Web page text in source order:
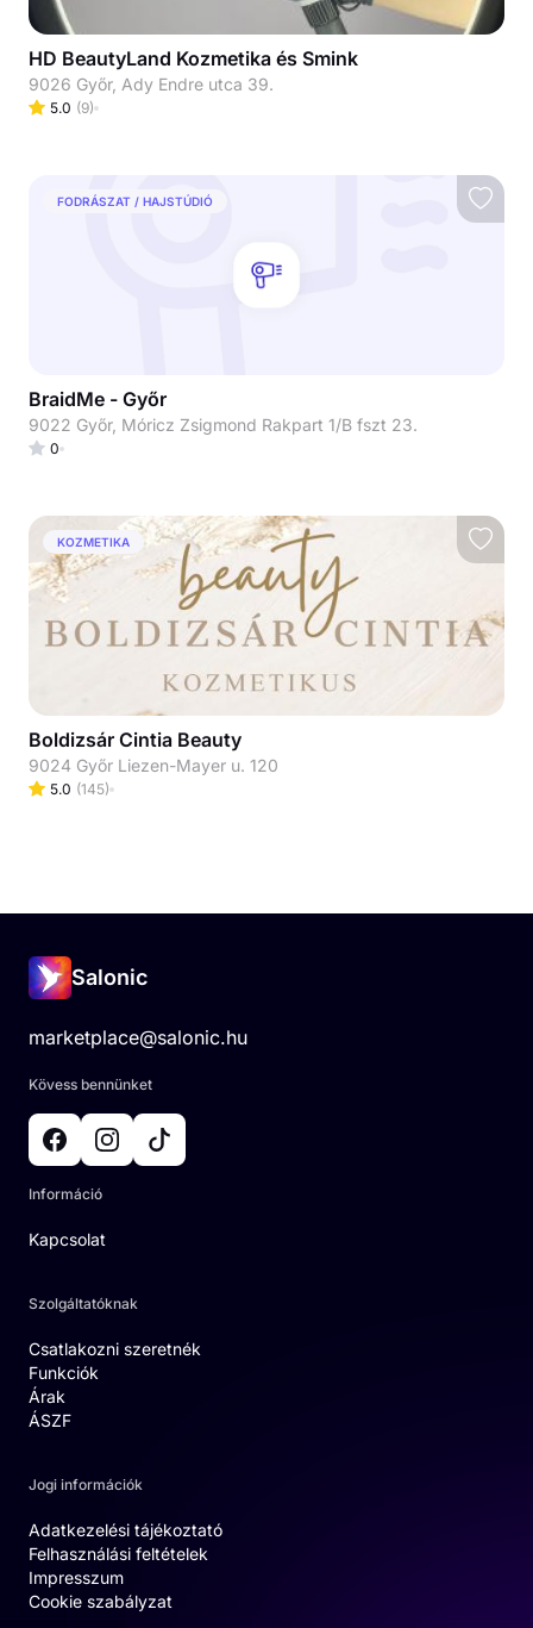
HD BeautyLand Kozmetika és Smink
9026 Győr, Ady Endre utca 39.
5.0 (9)
FODRÁSZAT / HAJSTÚDIÓ
BraidMe - Győr
9022 Győr, Móricz Zsigmond Rakpart 1/B fszt 23.
0
KOZMETIKA
Boldizsár Cintia Beauty
9024 Győr Liezen-Mayer u. 120
5.0 (145)
Salonic
marketplace@salonic.hu
Kövess bennünket
Információ
Kapcsolat
Szolgáltatóknak
Csatlakozni szeretnék
Funkciók
Árak
ÁSZF
Jogi információk
Adatkezelési tájékoztató
Felhasználási feltételek
Impresszum
Cookie szabályzat